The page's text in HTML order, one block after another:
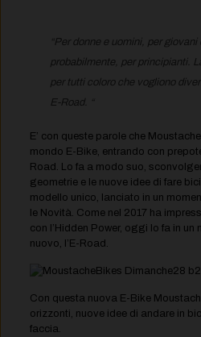
“Per donne e uomini, per giovani
probabilmente, per principianti.
per tutti coloro che vogliono
E-Road. “
E’ con queste parole che
mondo E-Bike, entrando con
Road. Lo fa a modo suo,
geometrie e le nuove idee di fare
modello unico, lanciato in un
le Novità. Come nel 2017 ha
con l’Hidden Power, oggi lo fa in un
nuovo, l’E-Road.
Con questa nuova E-Bike
orizzonti, nuove idee di andare in
faccia.